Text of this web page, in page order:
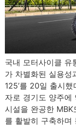
국내 모터사이클 유
가 차별화된 실용성
125’를 20일 출시
자로 경기도 양주에
시설을 완공한
를 활발히 구축하며